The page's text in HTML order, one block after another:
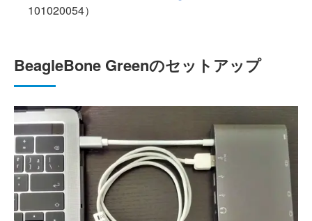
101020054）
BeagleBone Greenのセットアップ